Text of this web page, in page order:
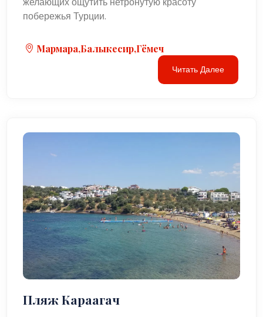
побережья Турции.
Мармара,Балыкесир,Гёмеч
Читать Далее
Пляж Караагач